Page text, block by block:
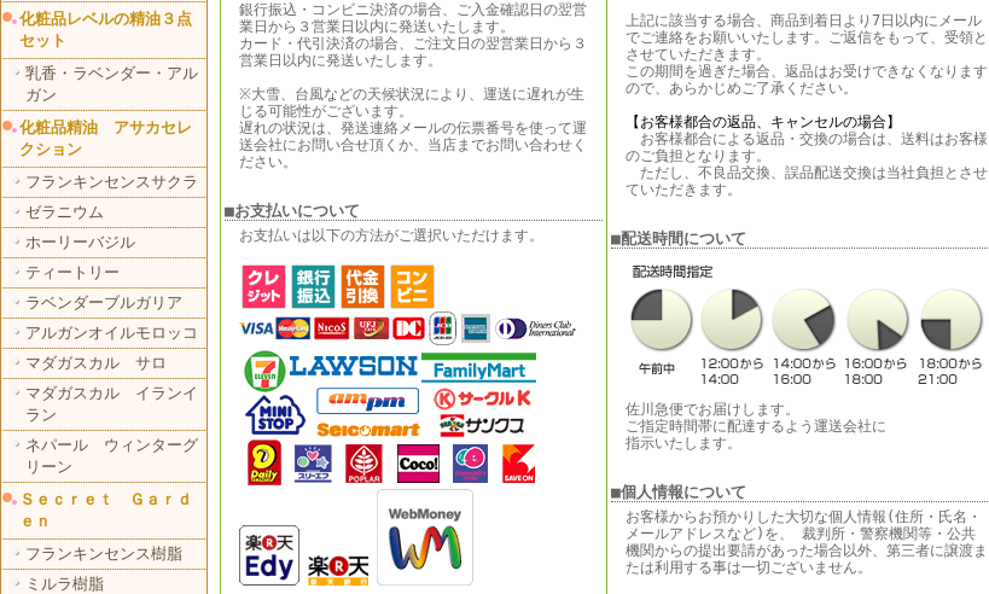
化粧品レベルの精油３点
セット
乳香・ラベンダー・アル
ガン
化粧品精油 アサカセレ
クション
フランキンセンスサクラ
ゼラニウム
ホーリーバジル
ティートリー
ラベンダーブルガリア
アルガンオイルモロッコ
マダガスカル サロ
マダガスカル イランイ
ラン
ネパール ウィンターグ
リーン
Ｓｅｃｒｅｔ Ｇａｒｄ
ｅｎ
フランキンセンス樹脂
ミルラ樹脂
銀行振込・コンビニ決済の場合、ご入金確認日の翌営
業日から３営業日以内に発送いたします。
カード・代引決済の場合、ご注文日の翌営業日から３
営業日以内に発送いたします。
※大雪、台風などの天候状況により、運送に遅れが生
じる可能性がございます。
遅れの状況は、発送連絡メールの伝票番号を使って運
送会社にお問い合せ頂くか、当店までお問い合わせく
ださい。
■お支払いについて
お支払いは以下の方法がご選択いただけます。
上記に該当する場合、商品到着日より7日以内にメール
でご連絡をお願いいたします。ご返信をもって、受領と
させていただきます。
この期間を過ぎた場合、返品はお受けできなくなります
ので、あらかじめご了承ください。
【お客様都合の返品、キャンセルの場合】
お客様都合による返品・交換の場合は、送料はお客様
のご負担となります。
ただし、不良品交換、誤品配送交換は当社負担とさせ
ていただきます。
■配送時間について
佐川急便でお届けします。
ご指定時間帯に配達するよう運送会社に
指示いたします。
■個人情報について
お客様からお預かりした大切な個人情報(住所・氏名・
メールアドレスなど)を、 裁判所・警察機関等・公共
機関からの提出要請があった場合以外、第三者に譲渡ま
たは利用する事は一切ございません。